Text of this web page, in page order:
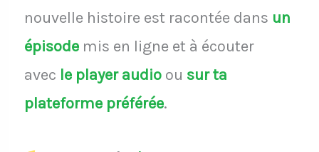
nouvelle histoire est racontée dans un
épisodemis en ligne et à écouter
avec le player audio ou sur ta
plateforme préférée.